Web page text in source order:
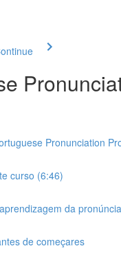
Pronunciation
curso (6:46)
da
de começares